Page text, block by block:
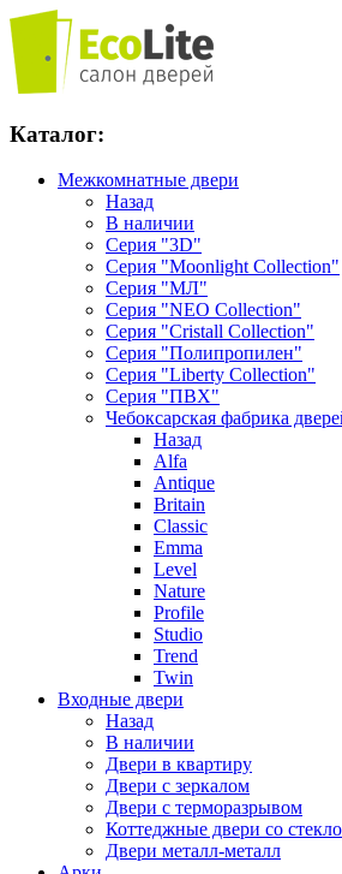
Каталог:
Межкомнатные двери
Назад
В наличии
Серия "3D"
Серия "Moonlight Collection"
Серия "МЛ"
Серия "NEO Collection"
Серия "Cristall Collection"
Серия "Полипропилен"
Серия "Liberty Collection"
Серия "ПВХ"
Чебоксарская фабрика
Назад
Alfa
Antique
Britain
Classic
Emma
Level
Nature
Profile
Studio
Trend
Twin
Входные двери
Назад
В наличии
Двери в квартиру
Двери с зеркалом
Двери с терморазрывом
Коттеджные двери со
Двери металл-металл